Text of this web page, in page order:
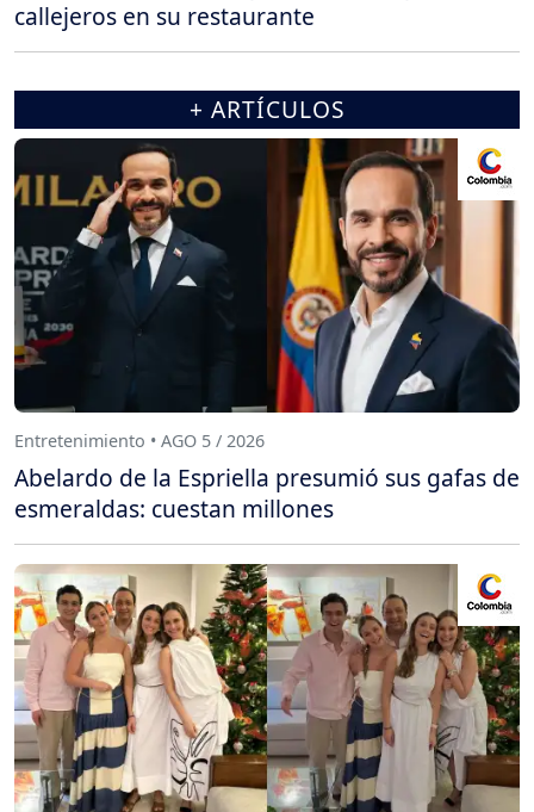
callejeros en su restaurante
+ ARTÍCULOS
Entretenimiento • AGO 5 / 2026
Abelardo de la Espriella presumió sus gafas de
esmeraldas: cuestan millones